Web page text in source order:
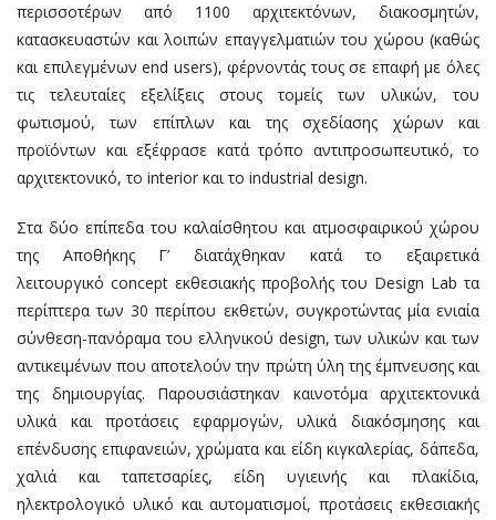
περισσοτέρων από 1100 αρχιτεκτόνων, διακοσμητών,
κατασκευαστών και λοιπών επαγγελματιών του χώρου (καθώς
και επιλεγμένων end users), φέρνοντάς τους σε επαφή με όλες
τις τελευταίες εξελίξεις στους τομείς των υλικών, του
φωτισμού, των επίπλων και της σχεδίασης χώρων και
προϊόντων και εξέφρασε κατά τρόπο αντιπροσωπευτικό, το
αρχιτεκτονικό, το interior και το industrial design.
Στα δύο επίπεδα του καλαίσθητου και ατμοσφαιρικού χώρου
της Αποθήκης Γ’ διατάχθηκαν κατά το εξαιρετικά
λειτουργικό concept εκθεσιακής προβολής του Design Lab τα
περίπτερα των 30 περίπου εκθετών, συγκροτώντας μία ενιαία
σύνθεση-πανόραμα του ελληνικού design, των υλικών και των
αντικειμένων που αποτελούν την πρώτη ύλη της έμπνευσης και
της δημιουργίας. Παρουσιάστηκαν καινοτόμα αρχιτεκτονικά
υλικά και προτάσεις εφαρμογών, υλικά διακόσμησης και
επένδυσης επιφανειών, χρώματα και είδη κιγκαλερίας, δάπεδα,
χαλιά και ταπετσαρίες, είδη υγιεινής και πλακίδια,
ηλεκτρολογικό υλικό και αυτοματισμοί, προτάσεις εκθεσιακής